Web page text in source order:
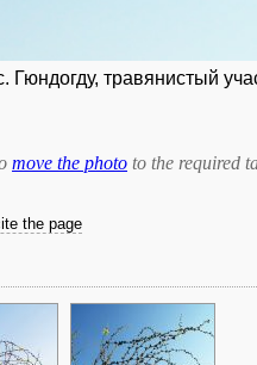
травянистый
move the photo to the required
the page